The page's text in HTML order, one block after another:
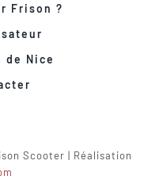
Frison ?
de Nice
Scooter | Réalisation